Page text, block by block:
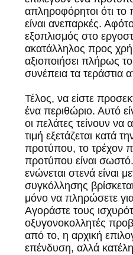
απληροφόρητοι ότι το
είναι ανεπαρκές.
εξοπλισμός στο
ακατάλληλος προς
αξιοποιήσει πλήρως
συνέπεια τα τεράστια
Τέλος, να είστε
ένα περιθώριο. Αυτό
οι πελάτες τείνουν
τιμή εξετάζεται κατά
προτύπου, το τρέχον
προτύπου είναι
ενώνεται στενά είναι
συγκόλλησης
μόνο να πληρώσετε
Αγοράστε τους
οξυγονοκολλητές
από το, η αρχική
επένδυση, αλλά